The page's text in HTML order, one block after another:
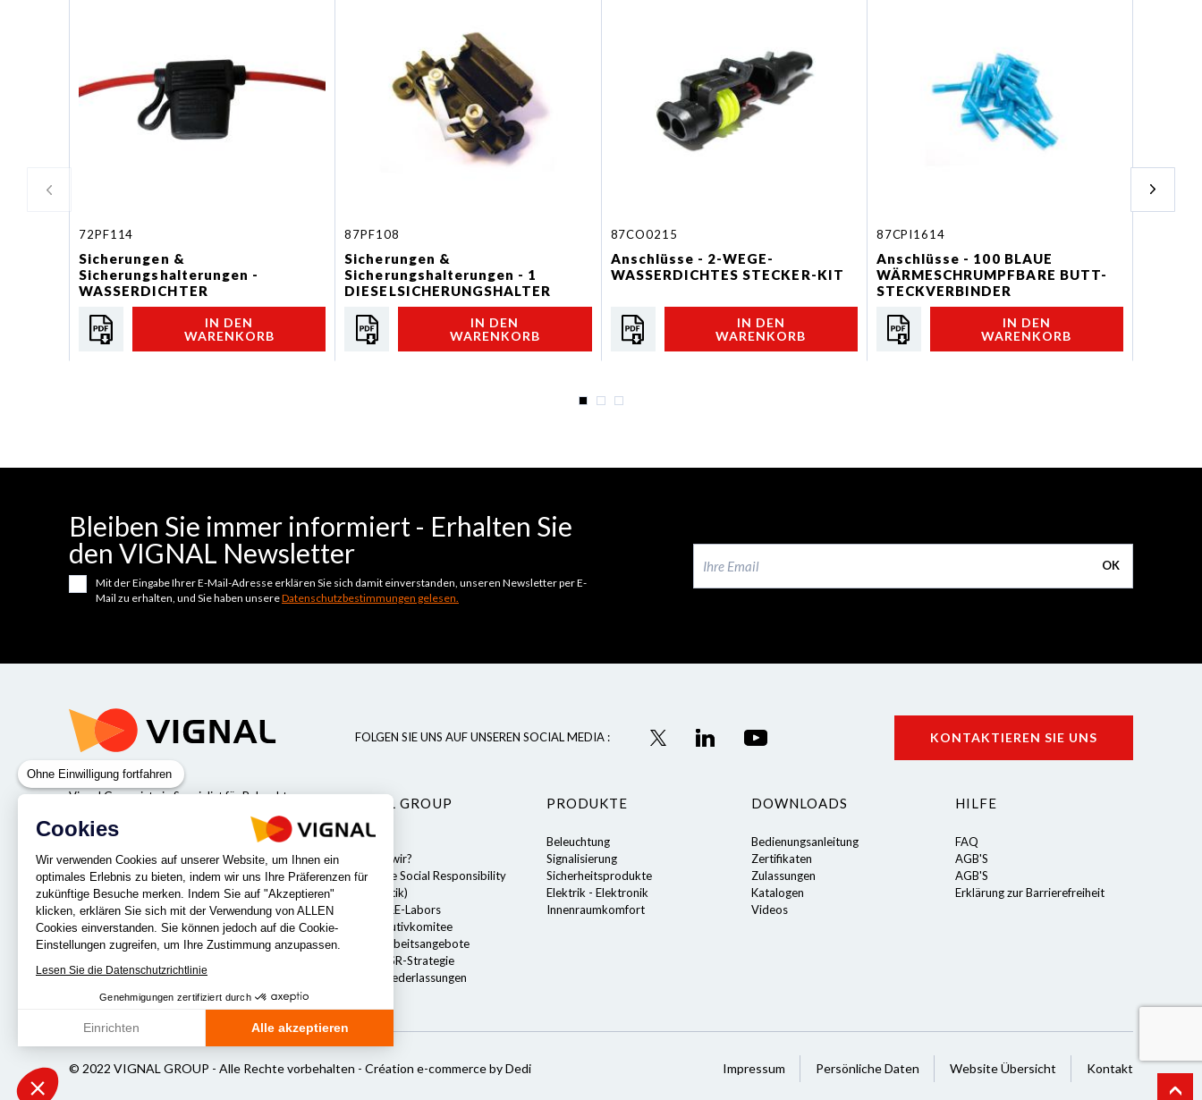
72PF114
Sicherungen &
Sicherungshalterungen -
WASSERDICHTER
LAMELLENSICHERUNGSHALTER
IN DEN
WARENKORB
87PF108
Sicherungen &
Sicherungshalterungen - 1
DIESELSICHERUNGSHALTER
IN DEN
WARENKORB
87CO0215
Anschlüsse - 2-WEGE-
WASSERDICHTES STECKER-KIT
IN DEN
WARENKORB
87CPI1614
Anschlüsse - 100 BLAUE
WÄRMESCHRUMPFBARE BUTT-
STECKVERBINDER
IN DEN
WARENKORB
Bleiben Sie immer informiert - Erhalten Sie
den VIGNAL Newsletter
OK
Mit der Eingabe Ihrer E-Mail-Adresse erklären Sie sich damit einverstanden, unseren Newsletter per E-
Mail zu erhalten, und Sie haben unsereDatenschutzbestimmungen gelesen.
Vignal Group ist ein Spezialist für Beleuchtung-
und Sicherheitsprodukte für Fahrzeuge
UNSERE NIEDERLASSUNGEN
FOLGEN SIE UNS AUF UNSEREN SOCIAL MEDIA : KONTAKTIEREN SIE UNS
VIGNAL GROUP
Werte
Wer sind wir?
Corporate Social Responsibility
(CSR-Politik)
Unsere F&E-Labors
Das Exekutivkomitee
Unsere Arbeitsangebote
Unsere CSR-Strategie
Unsere Niederlassungen
PRODUKTE
Beleuchtung
Signalisierung
Sicherheitsprodukte
Elektrik - Elektronik
Innenraumkomfort
DOWNLOADS
Bedienungsanleitung
Zertifikaten
Zulassungen
Katalogen
Videos
HILFE
FAQ
AGB'S
AGB'S
Erklärung zur Barrierefreiheit
© 2022 VIGNAL GROUP - Alle Rechte vorbehalten - Création e-commerce by Dedi Impressum Persönliche Daten Website Übersicht Kontakt
Ohne Einwilligung fortfahren
Cookies
Wir verwenden Cookies auf unserer Website, um Ihnen ein
optimales Erlebnis zu bieten, indem wir uns Ihre Präferenzen für
zukünftige Besuche merken. Indem Sie auf "Akzeptieren"
klicken, erklären Sie sich mit der Verwendung von ALLEN
Cookies einverstanden. Sie können jedoch auf die Cookie-
Einstellungen zugreifen, um Ihre Zustimmung anzupassen.
Lesen Sie die Datenschutzrichtlinie
Genehmigungen zertifiziert durch
Einrichten Alle akzeptieren
Unsere Plattform ermöglicht es Ihnen, Ihre Datenschutzeinstellungen individuell zu gestalten und zu verwalten, um die Einhaltung der Vorschriften zu gewährleisten. Passen Sie Ihre Vorlieben an, um zu